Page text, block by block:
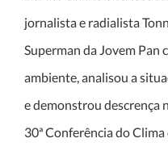
jornalista e radialista
Superman da Jovem Pan
ambiente, analisou a
e demonstrou descrença
30ª Conferência do